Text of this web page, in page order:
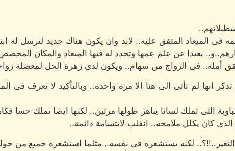
فى الميعاد المتفق عليه.. لابد وان يكون هناك جديد لترسل له
بعيدا عن علم عمها وتحدد له فيها الميعاد والمكان
أمله.. فى الزواج من سهام.. ويكون لدى زهرة الحل لمعضلة
انها لم تأتى الى هنا الا مرة واحدة.. وبالتأكيد لا تعرف فى
التى تملك لسانا يناهز طولها مرتين.. لكنها ايضا تملك حسا
كان يكلل ملامحه.. انقلب لابتسامة دائمة..
لكنه يستشعره فى نفسه.. مثلما استشعره جميع من